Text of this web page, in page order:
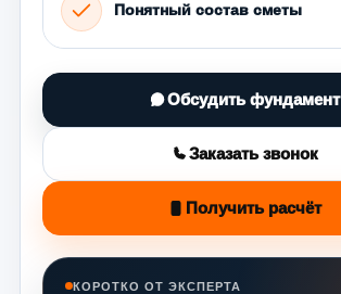
Понятный состав сметы
Обсудить фундамент
Заказать звонок
Получить расчёт
КОРОТКО ОТ ЭКСПЕРТА